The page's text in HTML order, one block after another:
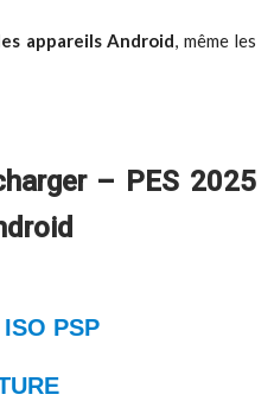
appareils Android, même les
– PES 2025
PSP